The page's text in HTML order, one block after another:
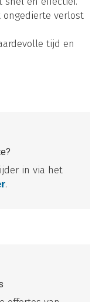
ongedierte verlost
tijd en
in via het
.